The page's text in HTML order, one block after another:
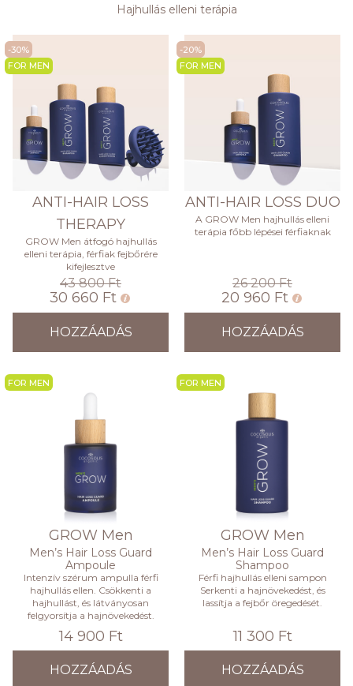
Hajhullás elleni terápia
-30%
FOR MEN
ANTI-HAIR LOSS
THERAPY
GROW Men átfogó hajhullás
elleni terápia, férfiak fejbőrére
kifejlesztve
43 800 Ft
30 660 Ft
HOZZÁADÁS
-20%
FOR MEN
ANTI-HAIR LOSS DUO
A GROW Men hajhullás elleni
terápia főbb lépései férfiaknak
26 200 Ft
20 960 Ft
HOZZÁADÁS
FOR MEN
GROW Men
Men’s Hair Loss Guard
Ampoule
Intenzív szérum ampulla férfi
hajhullás ellen. Csökkenti a
hajhullást, és látványosan
felgyorsítja a hajnövekedést.
14 900 Ft
HOZZÁADÁS
FOR MEN
GROW Men
Men’s Hair Loss Guard
Shampoo
Férfi hajhullás elleni sampon
Serkenti a hajnövekedést, és
lassítja a fejbőr öregedését.
11 300 Ft
HOZZÁADÁS